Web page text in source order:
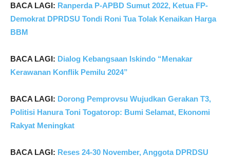
BACA LAGI: Ranperda P-APBD Sumut 2022, Ketua FP-
Demokrat DPRDSU Tondi Roni Tua Tolak Kenaikan Harga
BBM
BACA LAGI: Dialog Kebangsaan Iskindo “Menakar
Kerawanan Konflik Pemilu 2024”
BACA LAGI: Dorong Pemprovsu Wujudkan Gerakan T3,
Politisi Hanura Toni Togatorop: Bumi Selamat, Ekonomi
Rakyat Meningkat
BACA LAGI: Reses 24-30 November, Anggota DPRDSU